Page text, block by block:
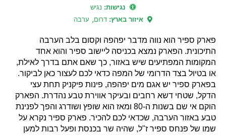
נגישות: נגיש
איזור בארץ: דרום, ערבה
פארק ספיר הוא נווה מדבר יפהפה וקסום בלב הערבה
התיכונית. הפארק נמצא בכניסה ליישוב ספיר והוא אחד
המקומות המפתיעים שיש באזור, כך שאם אתם בדרך לאילת,
או בטיול בצד הדרומי של המפה כדאי לכם לעצור כאן לביקור.
בפארק ספיר יש אגם מים יפהפה, פינות פיקניק תחת עצי
הדקל, שטחי דשא רחבים ובעיקר אווירת טבע נהדרת. הפארק
הוקם אי שם בשנות ה-80 ומאז הוא שופץ ושודרג והפך לפנינת
טבע באזור הערבה, שכדאי לכם להכיר. פארק ספיר נקרא על
שמו של פנחס ספיר ז"ל, שהיה שר בכנסת ופעל רבות למען